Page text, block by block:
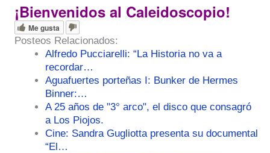
¡Bienvenidos al Caleidoscopio!
Me gusta
Posteos Relacionados:
Alfredo Pucciarelli: “La Historia no va a
recordar…
Aguafuertes porteñas I: Bunker de Hermes
Binner:…
A 25 años de "3° arco", el disco que consagró
a Los Piojos.
Cine: Sandra Gugliotta presenta su documental
“El…